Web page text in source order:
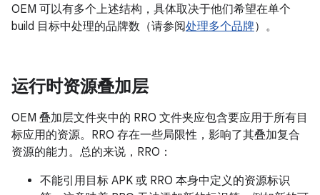
OEM 可以有多个上述结构，具体取决于他们希望在单个
build 目标中处理的品牌数（请参阅处理多个品牌）。
运行时资源叠加层
OEM 叠加层文件夹中的 RRO 文件夹应包含要应用于所有目
标应用的资源。RRO 存在一些局限性，影响了其叠加复合
资源的能力。总的来说，RRO：
不能引用目标 APK 或 RRO 本身中定义的资源标识